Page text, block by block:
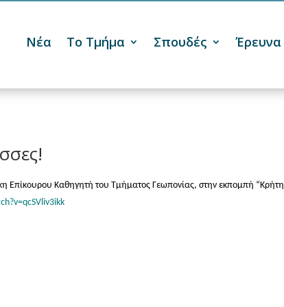
Νέα Το Τμήμα Σπουδές Έρευνα
Επίκουρου Καθηγητή του Τμήματος Γεωπονίας, στην εκπομπή “Kρήτη